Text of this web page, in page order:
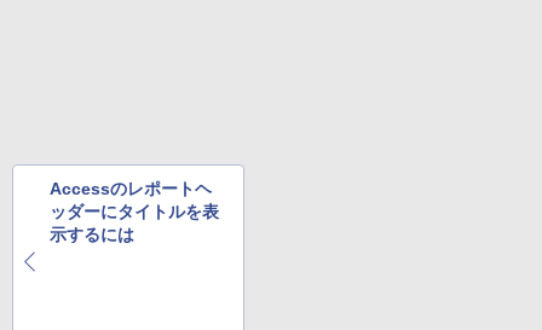
Accessのレポートヘ
ッダーにタイトルを表
示するには